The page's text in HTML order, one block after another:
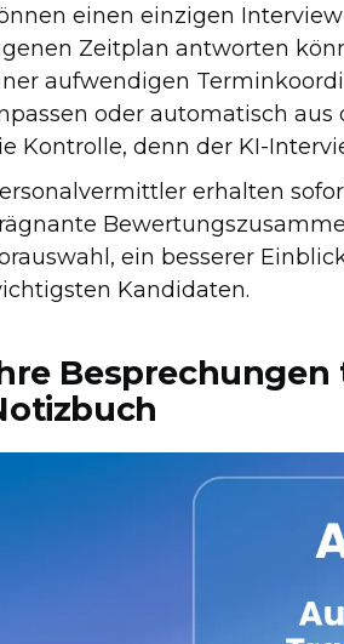
einen einzigen
Zeitplan antworten
aufwendigen
oder automatisch
Kontrolle, denn der KI-
erhalten
ein besserer
Kandidaten.